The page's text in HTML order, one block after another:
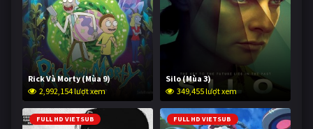
Rick Và Morty (Mùa 9)
2,992,154 lượt xem
Silo (Mùa 3)
349,455 lượt xem
FULL HD VIETSUB FULL HD VIETSUB